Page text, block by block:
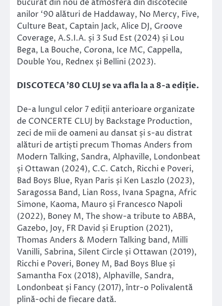
bucurat din nou de atmosfera din discotecile
anilor ‘90 alături de Haddaway, No Mercy, Five,
Culture Beat, Captain Jack, Alice DJ, Groove
Coverage, A.S.I.A. și 3 Sud Est (2024) și Lou
Bega, La Bouche, Corona, Ice MC, Cappella,
Double You, Rednex și Bellini (2023).
DISCOTECA ’80 CLUJ se va afla la a 8-a ediție.
De-a lungul celor 7 ediții anterioare organizate
de CONCERTE CLUJ by Backstage Production,
zeci de mii de oameni au dansat și s-au distrat
alături de artiști precum Thomas Anders from
Modern Talking, Sandra, Alphaville, Londonbeat
și Ottawan (2024), C.C. Catch, Ricchi e Poveri,
Bad Boys Blue, Ryan Paris și Ken Laszlo (2023),
Saragossa Band, Lian Ross, Ivana Spagna, Afric
Simone, Kaoma, Mauro și Francesco Napoli
(2022), Boney M, The show-a tribute to ABBA,
Gazebo, Joy, FR David și Eruption (2021),
Thomas Anders & Modern Talking band, Milli
Vanilli, Sabrina, Silent Circle și Ottawan (2019),
Ricchi e Poveri, Boney M, Bad Boys Blue și
Samantha Fox (2018), Alphaville, Sandra,
Londonbeat și Fancy (2017), într-o Polivalentă
plină-ochi de fiecare dată.